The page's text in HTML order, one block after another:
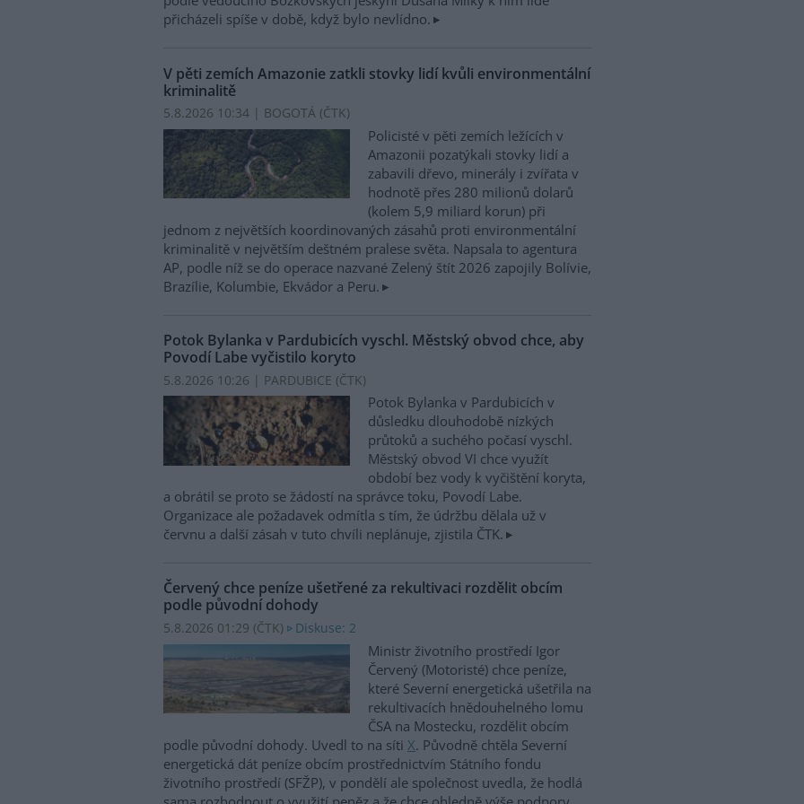
přicházeli spíše v době, když bylo nevlídno.
V pěti zemích Amazonie zatkli stovky lidí kvůli environmentální
kriminalitě
5.8.2026 10:34 | BOGOTÁ (ČTK)
Policisté v pěti zemích ležících v
Amazonii pozatýkali stovky lidí a
zabavili dřevo, minerály i zvířata v
hodnotě přes 280 milionů dolarů
(kolem 5,9 miliard korun) při
jednom z největších koordinovaných zásahů proti environmentální
kriminalitě v největším deštném pralese světa. Napsala to agentura
AP, podle níž se do operace nazvané Zelený štít 2026 zapojily Bolívie,
Brazílie, Kolumbie, Ekvádor a Peru.
Potok Bylanka v Pardubicích vyschl. Městský obvod chce, aby
Povodí Labe vyčistilo koryto
5.8.2026 10:26 | PARDUBICE (ČTK)
Potok Bylanka v Pardubicích v
důsledku dlouhodobě nízkých
průtoků a suchého počasí vyschl.
Městský obvod VI chce využít
období bez vody k vyčištění koryta,
a obrátil se proto se žádostí na správce toku, Povodí Labe.
Organizace ale požadavek odmítla s tím, že údržbu dělala už v
červnu a další zásah v tuto chvíli neplánuje, zjistila ČTK.
Červený chce peníze ušetřené za rekultivaci rozdělit obcím
podle původní dohody
5.8.2026 01:29 (ČTK) Diskuse: 2
Ministr životního prostředí Igor
Červený (Motoristé) chce peníze,
které Severní energetická ušetřila na
rekultivacích hnědouhelného lomu
ČSA na Mostecku, rozdělit obcím
podle původní dohody. Uvedl to na síti X. Původně chtěla Severní
energetická dát peníze obcím prostřednictvím Státního fondu
životního prostředí (SFŽP), v pondělí ale společnost uvedla, že hodlá